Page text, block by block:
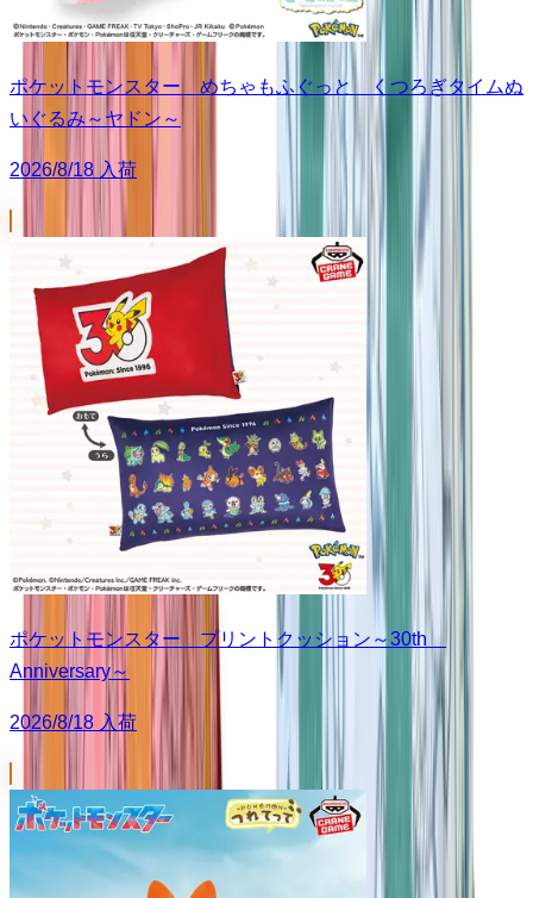
ポケットモンスター めちゃもふぐっと くつろぎタイムぬ
いぐるみ～ヤドン～
2026/8/18 入荷
ポケットモンスター プリントクッション～30th
Anniversary～
2026/8/18 入荷